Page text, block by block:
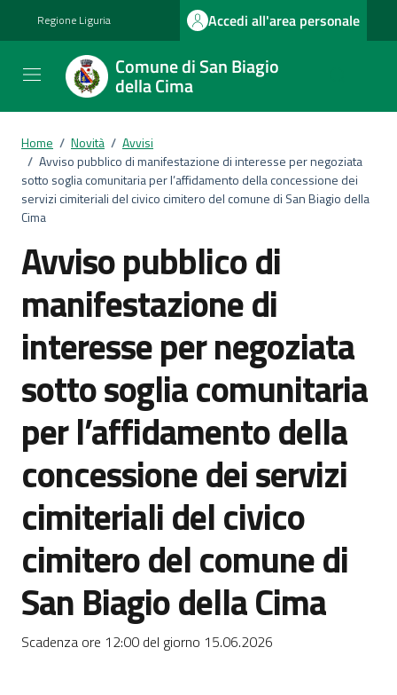
Regione Liguria Accedi all'area personale
Comune di San Biagio
della Cima
Home / Novità / Avvisi
/ Avviso pubblico di manifestazione di interesse per negoziata
sotto soglia comunitaria per l’affidamento della concessione dei
servizi cimiteriali del civico cimitero del comune di San Biagio della
Cima
Avviso pubblico di
manifestazione di
interesse per negoziata
sotto soglia comunitaria
per l’affidamento della
concessione dei servizi
cimiteriali del civico
cimitero del comune di
San Biagio della Cima
Dettagli della notizia
Scadenza ore 12:00 del giorno 15.06.2026